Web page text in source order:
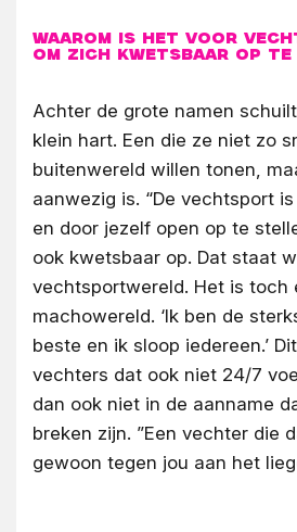
Waarom is het voor
om zich kwetsbaar op
Achter de grote namen
klein hart. Een die ze niet zo
buitenwereld willen tonen,
aanwezig is. “De vechtsport
en door jezelf open op te
ook kwetsbaar op. Dat staat
vechtsportwereld. Het is toch
machowereld. ‘Ik ben de
beste en ik sloop iedereen.’
vechters dat ook niet 24/7
dan ook niet in de aanname
breken zijn. ”Een vechter die
gewoon tegen jou aan het